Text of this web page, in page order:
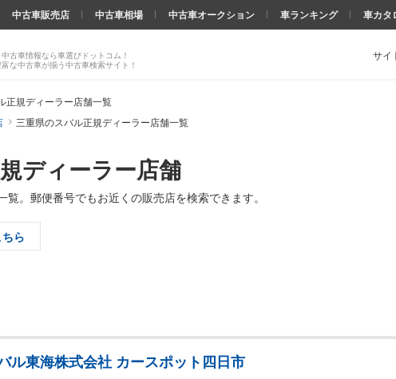
ディーラー店舗
。郵便番号でもお近くの販売店を検索できます。
ら
古車情報なら車選びドットコム！
な中古車が揃う中古車検索サイト！
サイ
中古車販売店 中古車相場 中古車オークション 車ランキング 車カタ
正規ディーラー店舗一覧
三重県のスバル正規ディーラー店舗一覧
ル東海株式会社 カースポット四日市